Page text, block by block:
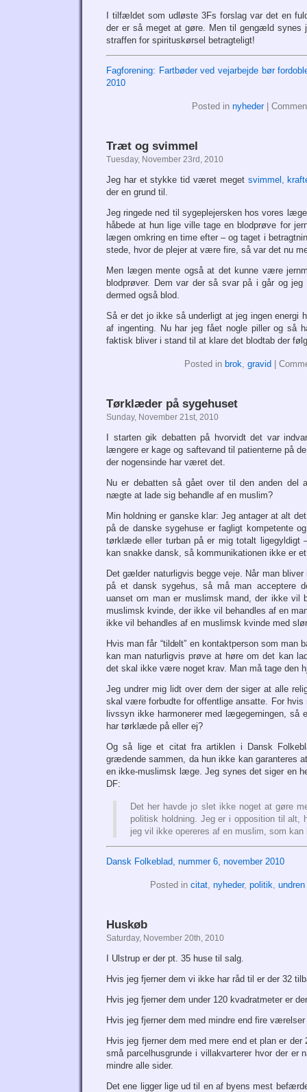
I tilfældet som udløste 3Fs forslag var det en
der er så meget at gøre. Men til gengæld synes
straffen for spirituskørsel betragteligt!
Fagforening: Fartbøder ved vejarbejde bør
2010
Posted in nyheder|
Træt og svimmel
Tuesday, November 23rd, 2010
Jeg har et stykke tid været meget svimmel,
der en grund til.
Jeg ringede ned til sygeplejersken hos vores
håbede at hun lige ville tage en blodprøve for
lægen omkring en time efter – og taget i
stede, hvor de plejer at være fire, så var det nu
Men lægen mente også at det kunne være
blodprøver. Dem var der så svar på i går og
dermed også blod.
Så er det jo ikke så underligt at jeg ingen energi
af ingenting. Nu har jeg fået nogle piller og så
faktisk bliver i stand til at klare det blodtab der
Posted in brok, gravid
Tørklæder på sygehuset
Sunday, November 21st, 2010
I starten gik debatten på hvorvidt det var
længere er kage og saftevand til patienterne på
der nogensinde har været det.
Nu er debatten så gået over til den anden del
nægte at lade sig behandle af en muslim?
Min holdning er ganske klar: Jeg antager at alt
på de danske sygehuse er fagligt kompetente
tørklæde eller turban på er mig totalt ligegyldigt
kan snakke dansk, så kommunikationen ikke er
Det gælder naturligvis begge veje. Når man
på et dansk sygehus, så må man acceptere
uanset om man er muslimsk mand, der ikke vil
muslimsk kvinde, der ikke vil behandles af en
ikke vil behandles af en muslimsk kvinde med
Hvis man får “tildelt” en kontaktperson som man
kan man naturligvis prøve at høre om det kan
det skal ikke være noget krav. Man må tage den
Jeg undrer mig lidt over dem der siger at alle
skal være forbudte for offentlige ansatte. For hvis
livssyn ikke harmonerer med lægegerningen, så
har tørklæde på eller ej?
Og så lige et citat fra artiklen i Dansk
grædende sammen, da hun ikke kan garanteres
en ikke-muslimsk læge. Jeg synes det siger en
DF:
Det her havde jo slet ikke noget at gøre
politisk holdning. Jeg er i opposition til alt,
jeg vil ikke opereres af en muslim, som
Dansk Folkeblad, nummer 6, november 2010
Posted in citat, nyheder, politik, undren
Huskøb
Saturday, November 20th, 2010
I Ulstrup er der pt. 35 huse til salg.
Hvis jeg fjerner dem vi ikke har råd til er der 32
Hvis jeg fjerner dem under 120 kvadratmeter er
Hvis jeg fjerner dem med mindre end fire
Hvis jeg fjerner dem med mere end et plan er
små parcelhusgrunde i villakvarterer hvor der er
mindre alle sider.
Det ene ligger lige ud til en af byens mest